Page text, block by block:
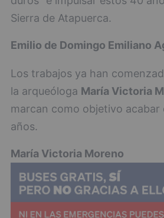
Sierra de Atapuerca.
Emilio de Domingo Emiliano
Los trabajos ya han
la arqueóloga María Victoria
marcan como objetivo acabar
años.
María Victoria Moreno